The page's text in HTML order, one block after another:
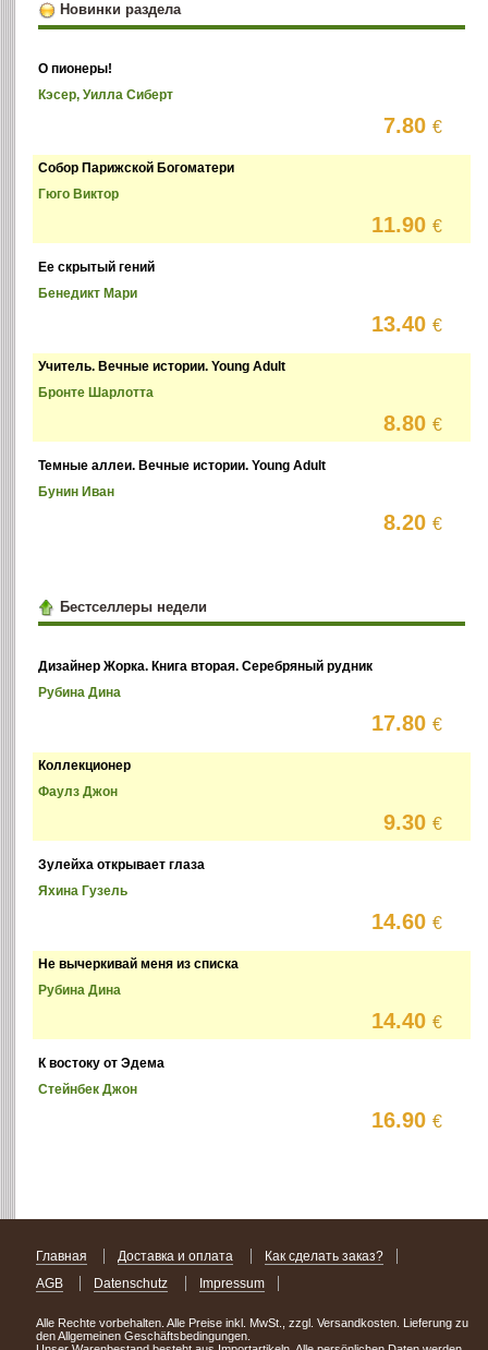
Новинки раздела
О пионеры!
Кэсер, Уилла Сиберт
7.80€
Собор Парижской Богоматери
Гюго Виктор
11.90€
Ее скрытый гений
Бенедикт Мари
13.40€
Учитель. Вечные истории. Young Adult
Бронте Шарлотта
8.80€
Темные аллеи. Вечные истории. Young Adult
Бунин Иван
8.20€
Бестселлеры недели
Дизайнер Жорка. Книга вторая. Серебряный рудник
Рубина Дина
17.80€
Коллекционер
Фаулз Джон
9.30€
Зулейха открывает глаза
Яхина Гузель
14.60€
Не вычеркивай меня из списка
Рубина Дина
14.40€
К востоку от Эдема
Стейнбек Джон
16.90€
Главная Доставка и оплата
Как сделать заказ?
AGB
Datenschutz Impressum
Alle Rechte vorbehalten. Alle Preise inkl. MwSt., zzgl. Versandkosten. Lieferung zu
den Allgemeinen Geschäftsbedingungen.